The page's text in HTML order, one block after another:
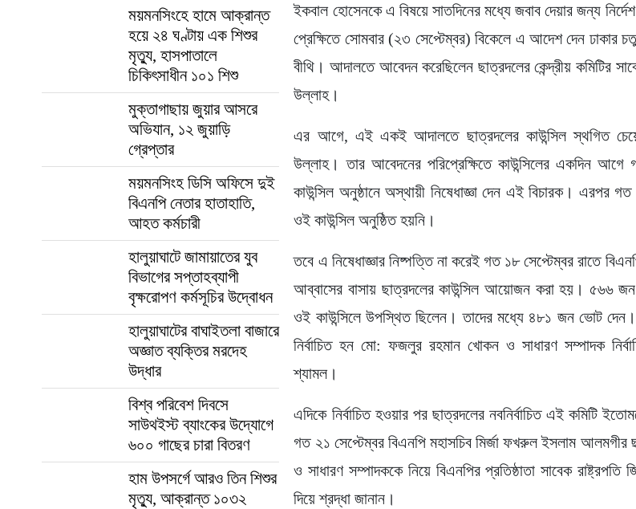
ময়মনসিংহে হামে আক্রান্ত
হয়ে ২৪ ঘণ্টায় এক শিশুর
মৃত্যু, হাসপাতালে
চিকিৎসাধীন ১০১ শিশু
মুক্তাগাছায় জুয়ার আসরে
অভিযান, ১২ জুয়াড়ি
গ্রেপ্তার
ময়মনসিংহ ডিসি অফিসে দুই
বিএনপি নেতার হাতাহাতি,
আহত কর্মচারী
হালুয়াঘাটে জামায়াতের যুব
বিভাগের সপ্তাহব্যাপী
বৃক্ষরোপণ কর্মসূচির উদ্বোধন
হালুয়াঘাটের বাঘাইতলা বাজারে
অজ্ঞাত ব্যক্তির মরদেহ
উদ্ধার
বিশ্ব পরিবেশ দিবসে
সাউথইস্ট ব্যাংকের উদ্যোগে
৬০০ গাছের চারা বিতরণ
হাম উপসর্গে আরও তিন শিশুর
মৃত্যু, আক্রান্ত ১০৩২
ইকবাল হোসেনকে এ বিষয়ে সাতদিনের মধ্যে জবাব দেয়ার জন্য
প্রেক্ষিতে সোমবার (২৩ সেপ্টেম্বর) বিকেলে এ আদেশ দেন ঢাকার
বীথি। আদালতে আবেদন করেছিলেন ছাত্রদলের কেন্দ্রীয় কমিটির
উল্লাহ।
এর আগে, এই একই আদালতে ছাত্রদলের কাউন্সিল স্থগিত
উল্লাহ। তার আবেদনের পরিপ্রেক্ষিতে কাউন্সিলের একদিন আগে
কাউন্সিল অনুষ্ঠানে অস্থায়ী নিষেধাজ্ঞা দেন এই বিচারক। এরপর গত
ওই কাউন্সিল অনুষ্ঠিত হয়নি।
তবে এ নিষেধাজ্ঞার নিষ্পত্তি না করেই গত ১৮ সেপ্টেম্বর রাতে
আব্বাসের বাসায় ছাত্রদলের কাউন্সিল আয়োজন করা হয়। ৫৬৬
ওই কাউন্সিলে উপস্থিত ছিলেন। তাদের মধ্যে ৪৮১ জন ভোট দেন।
নির্বাচিত হন মো: ফজলুর রহমান খোকন ও সাধারণ সম্পাদক
শ্যামল।
এদিকে নির্বাচিত হওয়ার পর ছাত্রদলের নবনির্বাচিত এই কমিটি
গত ২১ সেপ্টেম্বর বিএনপি মহাসচিব মির্জা ফখরুল ইসলাম আলমগীর
ও সাধারণ সম্পাদককে নিয়ে বিএনপির প্রতিষ্ঠাতা সাবেক রাষ্ট্রপতি
দিয়ে শ্রদ্ধা জানান।